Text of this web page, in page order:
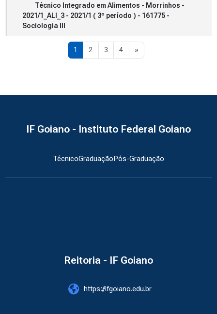
Técnico Integrado em Alimentos - Morrinhos -
2021/1_ALI_3 - 2021/1 ( 3º período ) - 161775 -
Sociologia III
1 Página 1
2 Página 2
3Página 3
4Página 4
»Próxima página
IF Goiano - Instituto Federal Goiano
TécnicoGraduaçãoPós-Graduação
Reitoria - IF Goiano
https://ifgoiano.edu.br